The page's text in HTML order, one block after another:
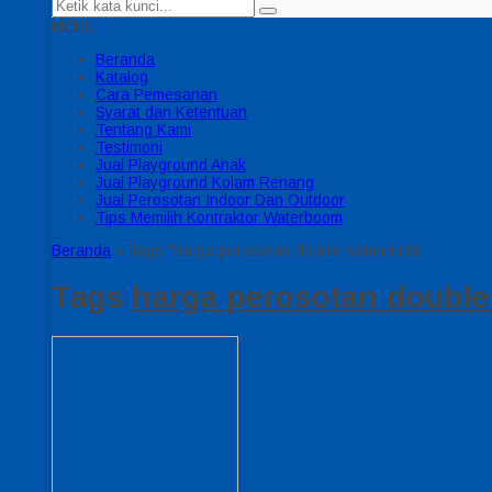
MENU
Beranda
Katalog
Cara Pemesanan
Syarat dan Ketentuan
Tentang Kami
Testimoni
Jual Playground Anak
Jual Playground Kolam Renang
Jual Perosotan Indoor Dan Outdoor
Tips Memilih Kontraktor Waterboom
Beranda » Tags "harga perosotan double samarinda"
Tags harga perosotan